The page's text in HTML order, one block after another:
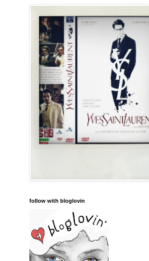
follow with bloglovin